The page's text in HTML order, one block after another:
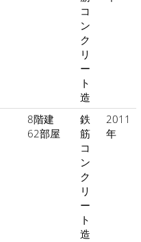
コ
ン
ク
リ
ー
ト
造
8階建
62部屋
鉄
筋
コ
ン
ク
リ
ー
ト
造
2011
年